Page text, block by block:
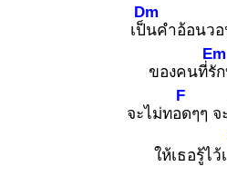
เป็น
Dm
คำอ้อนวอ
ของคนที่รัก
Em
จะไม่ทอด
F
ๆๆ จ
ให้เธอรู้ไว้